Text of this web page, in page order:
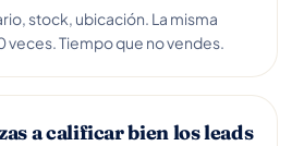
stock, ubicación. La misma
veces. Tiempo que no vendes.
a calificar bien los leads